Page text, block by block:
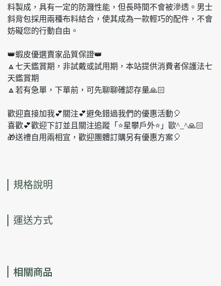
料製成，具有一定的防濺性能，但長時間不會被滲透。男士
斜背包採用兩種布料結合，使其成為一款輕巧的配件，不會
妨礙您的行動自由。
👑蝦皮優選賣家品質保證👑
🔼七天鑑賞期，非試戴或試用期，本站提供消費者保護法七
天鑑賞期
🔼若有急單，下單前，可先聊聊確認存量🙏🏻
歡迎直接加我💕關注💕避免錯過我們的優惠活動🎈
喜歡💕歡迎下訂並且關注追蹤「⭐️星攀戶外⭐️」歐^_^🙏🏻
🎁送禮自用兩相宜，歡迎團體訂購另有優惠方案🎈
規格說明
運送方式
相關商品